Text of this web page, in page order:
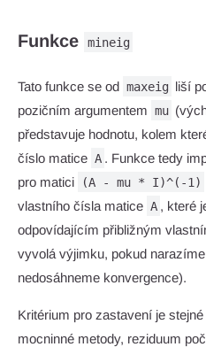
Funkce mineig
Tato funkce se od maxeig liší
pozičním argumentem mu
představuje hodnotu, kolem
číslo matice A . Funkce tedy
pro matici
(A - mu * I)^(-1)
vlastního čísla matice A , které
odpovídajícím přibližným
vyvolá výjimku, pokud
nedosáhneme konvergence).
Kritérium pro zastavení je
mocninné metody, reziduum